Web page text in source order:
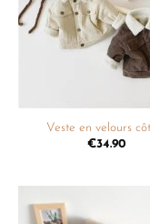
Veste en velours
€34.90